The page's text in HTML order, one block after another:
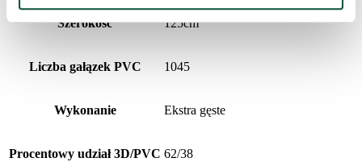
Szerokość 125cm
Liczba gałązek PVC 1045
Wykonanie Ekstra gęste
Procentowy udział 3D/PVC 62/38